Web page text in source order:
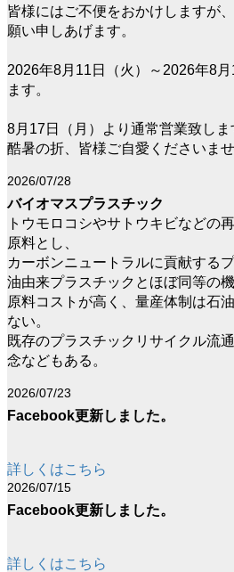
皆様にはご不便をおかけしますが
願い申しあげます。
2026年8月11日（火）～2026年8
ます。
8月17日（月）より通常営業致しま
酷暑の折、皆様ご自愛くださいませ
2026/07/28
バイオマスプラスチック
トウモロコシやサトウキビなどの
原料とし、
カーボンニュートラルに貢献する
油由来プラスチックとほぼ同等の
原料コストが高く、量産体制は石
ない。
既存のプラスチックリサイクル流
念などもある。
2026/07/23
Facebook更新しました。
詳しくはこちら
2026/07/15
Facebook更新しました。
詳しくはこちら